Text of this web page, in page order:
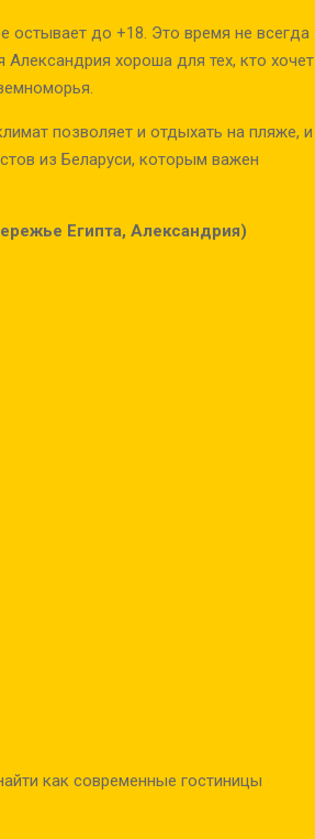
остывает до +18. Это время не всегда
хороша для тех, кто хочет
позволяет и отдыхать на пляже, и
из Беларуси, которым важен
Египта, Александрия)
как современные гостиницы